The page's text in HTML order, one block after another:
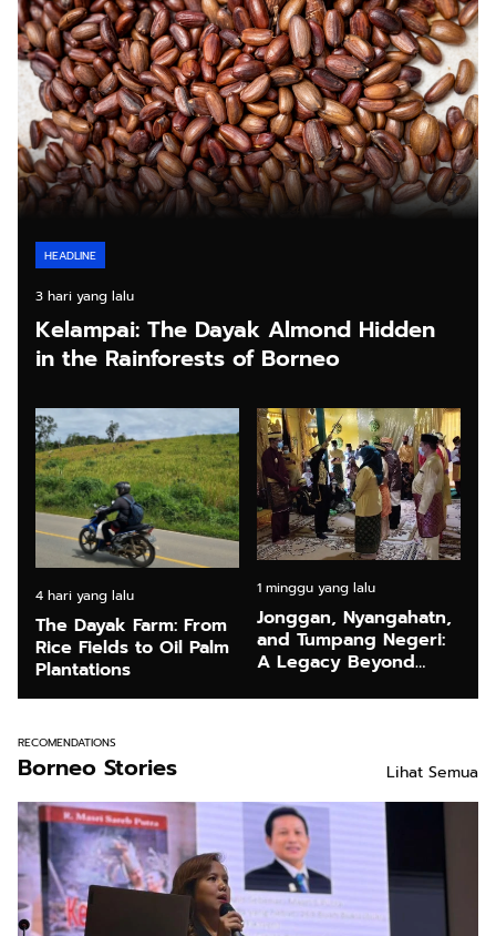
HEADLINE
3 hari yang lalu
Kelampai: The Dayak Almond Hidden
in the Rainforests of Borneo
4 hari yang lalu
The Dayak Farm: From
Rice Fields to Oil Palm
Plantations
1 minggu yang lalu
Jonggan, Nyangahatn,
and Tumpang Negeri:
A Legacy Beyond
Landak Regency
RECOMENDATIONS
Borneo Stories Lihat Semua